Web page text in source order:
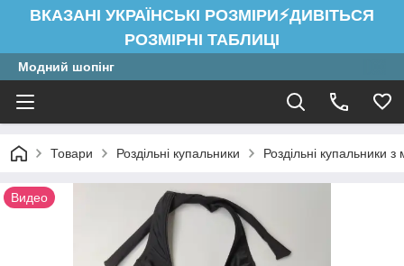
ВКАЗАНІ УКРАЇНСЬКІ РОЗМІРИ⚡ДИВІТЬСЯ
РОЗМІРНІ ТАБЛИЦІ
Модний шопінг
Товари Роздільні купальники Роздільні купальники
Видео